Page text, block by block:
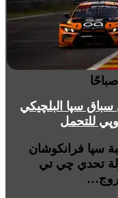
سپا البلچيكي
للتحمل
سپا فرانكوشان
تحدي چي تي